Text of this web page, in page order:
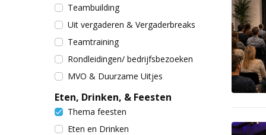
Teambuilding
Uit vergaderen & Vergaderbreaks
Teamtraining
Rondleidingen/ bedrijfsbezoeken
MVO & Duurzame Uitjes
Eten, Drinken, & Feesten
Thema feesten
Eten en Drinken